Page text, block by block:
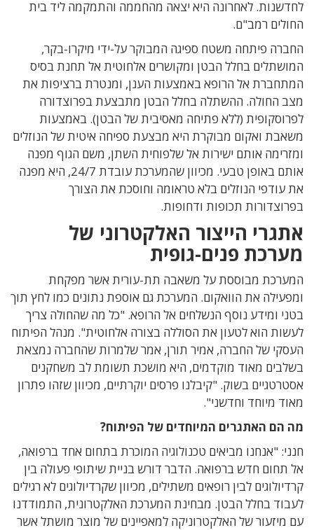
לחדשנות. לאחרונה היא יצאה מהחממה והתמקמה ליד בית
החולים רמב"ם.
החברה פיתחה משטח ספיגה המבוקר על-ידי מיקרו-בקר,
המושתלים בחלל הבטן ומקושרים אלחוטית אל תחנת בסיס
המתחברת אל הרופא באמצעות הענן, ומנטרת ברציפות את
מצב החולה. ההשתלה בחלל הבטן מתבצעת בפרוצדורה
לפרוסקופית (ללא פתיחה מאסיבית של הבטן). באמצעות
משאבת ואקום מבוקרת היא מבצעת ספיחה איטית של הנוזלים
ומזרימה אותם ישירות אל שלפוחית השתן, משם הגוף מפנה
אותם באופן טבעי. מכיוון שהמערכת עובדת 24/7, היא מפנה
את עודפי הנוזלים בלא טראומה וחוסכת את הצורך
בפרוצדורות תכופות ודחופות.
אתגרי הייצור האלקטרוני של
מערכת פנים-גופית
המערכת מבוססת על משאבה תת-עורית אשר מפקחת
ומפעילה את הוואקום. המערכת גם אוספת נתונים כמו לחץ תוך
בטני ומידע נוסף הנשלחים אל הרופא. "כל מה שהחולה צריך
לעשות הוא לטעון את הסוללה בצורה אלחוטית". מנהל הפיתוח
העסקי של החברה, אמיר תורן, אמר שלמרות שהחברה נמצאת
בשלבים מאוד מוקדמים, היא מושכת תשומת לב משחקנים
אסטרטגיים בשוק. "קיבלנו פרסים יוקרתיים, מכיוון שזהו פתרון
מאוד מיוחד וחדשני".
מה הם האתגרים המיוחדים של הפיתוח?
חנני: "אנחנו מביאים טכנולוגיה המוכרת בתחום אחד ברפואה,
אל תחום חדש ברפואה. הדבר דורש בניית שיתופי פעולה בין
קרדיולוגים לבין רופאים משתילים, מכיוון שקרדיולוגים לא רגילים
לעבוד בחלל הבטן. מבחינת המערכת האלקטרונית, התמודדנו
עם מיזעור של האלקטרוניקה למאפיינים של מוצר מושתל אשר